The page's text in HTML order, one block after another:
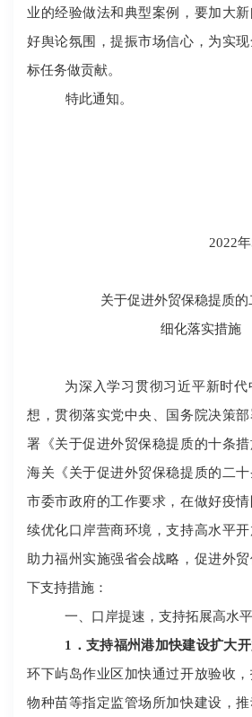
业的经验做法和典型案例，要加大
好舆论氛围，提振市场信心，为实
标任务做贡献。
特此通知。
2022年
关于促进外贸保稳提质的
细化落实措施
为深入学习贯彻习近平新时
想，贯彻落实党中央、国务院决策
署《关于促进外贸保稳提质的十条
海关《关于促进外贸保稳提质的二
市委市政府的工作要求，在做好疫
续优化口岸营商环境，支持高水平
助力福州实施强省会战略，促进外
下支持措施：
一、口岸提速，支持拓展高水
1 ． 支持福州港加快建设扩大开
环下屿岛作业区加快通过开放验收
物种苗等指定监管场所加快建设，